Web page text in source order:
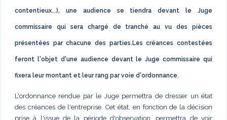
contentieux...), une audience se tiendra devant le Juge
commissaire qui sera chargé de tranché au vu des pièces
présentées par chacune des parties.Les créances contestées
feront l'objet d'une audience devant le Juge commissaire qui
fixera leur montant et leur rang par voie d'ordonnance.
L'ordonnance rendue par le Juge permettra de dresser un état
des créances de l'entreprise. Cet état, en fonction de la décision
prise à l'issue de la période d'observation, permettra de voir